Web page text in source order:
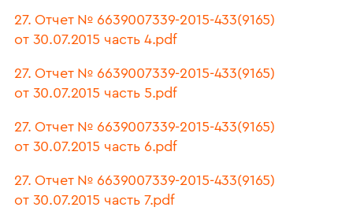
27. Отчет № 6639007339-2015-433(9165)
от 30.07.2015 часть 4.pdf
27. Отчет № 6639007339-2015-433(9165)
от 30.07.2015 часть 5.pdf
27. Отчет № 6639007339-2015-433(9165)
от 30.07.2015 часть 6.pdf
27. Отчет № 6639007339-2015-433(9165)
от 30.07.2015 часть 7.pdf